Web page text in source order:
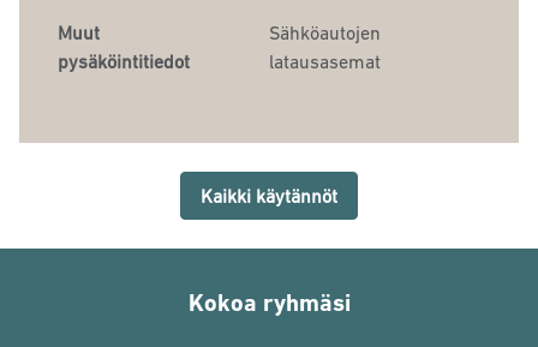
Muut
pysäköintitiedot
Sähköautojen
latausasemat
Kaikki käytännöt
Kokoa ryhmäsi